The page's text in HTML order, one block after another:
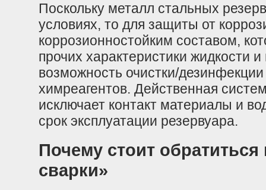
Поскольку металл стальных
условиях, то для защиты от
коррозионностойким составом,
прочих характеристики жидкости
возможность очистки/
химреагентов. Действенная
исключает контакт материалы и
срок эксплуатации резервуара.
Почему стоит
сварки»